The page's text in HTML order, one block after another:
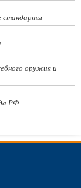
стандарты
оружия и
РФ